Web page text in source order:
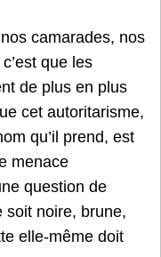
camarades, nos
que les
de plus en plus
cet autoritarisme,
qu’il prend, est
menace
question de
soit noire, brune,
elle-même doit